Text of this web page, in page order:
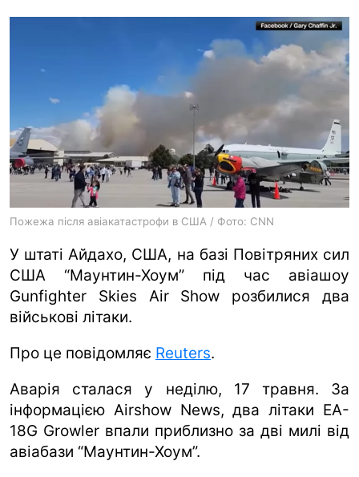
харків
архів
gambling
ua ru en
Пожежа після авіакатастрофи в США / Фото: CNN
У штаті Айдахо, США, на базі Повітряних сил
США “Маунтин-Хоум” під час авіашоу
Gunfighter Skies Air Show розбилися два
військові літаки.
Про це повідомляє Reuters.
Аварія сталася у неділю, 17 травня. За
інформацією Airshow News, два літаки EA-
18G Growler впали приблизно за дві милі від
авіабази “Маунтин-Хоум”.